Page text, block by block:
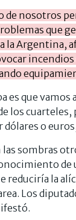
nosotros
que
la Argentina,
es que
los
o
sombras
reduciría la
Los